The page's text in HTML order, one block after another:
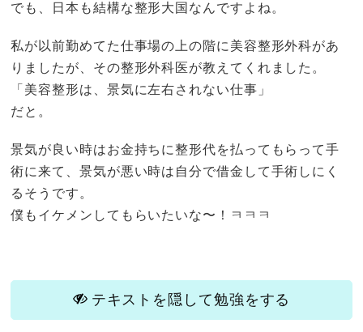
でも、日本も結構な整形大国なんですよね。
私が以前勤めてた仕事場の上の階に美容整形外科があ
りましたが、その整形外科医が教えてくれました。
「美容整形は、景気に左右されない仕事」
だと。
景気が良い時はお金持ちに整形代を払ってもらって手
術に来て、景気が悪い時は自分で借金して手術しにく
るそうです。
僕もイケメンしてもらいたいな〜！ㅋㅋㅋ
テキストを隠して勉強をする